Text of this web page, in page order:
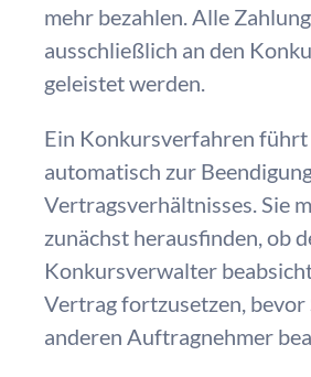
mehr bezahlen. Alle
ausschließlich an den
geleistet werden.
Ein Konkursverfahren
automatisch zur
Vertragsverhältnisses. Sie
zunächst herausfinden, ob
Konkursverwalter
Vertrag fortzusetzen, bevor
anderen Auftragnehmer